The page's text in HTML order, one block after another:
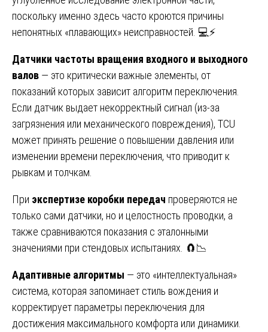
поскольку именно здесь часто кроются причины
непонятных «плавающих» неисправностей. 💻⚡
Датчики частоты вращения входного и выходного
валов — это критически важные элементы, от
показаний которых зависит алгоритм переключения.
Если датчик выдает некорректный сигнал (из-за
загрязнения или механического повреждения), TCU
может принять решение о повышении давления или
изменении времени переключения, что приводит к
рывкам и толчкам.
При экспертизе коробки передач проверяются не
только сами датчики, но и целостность проводки, а
также сравниваются показания с эталонными
значениями при стендовых испытаниях. 🧲📉
Адаптивные алгоритмы — это «интеллектуальная»
система, которая запоминает стиль вождения и
корректирует параметры переключения для
достижения максимального комфорта или динамики.